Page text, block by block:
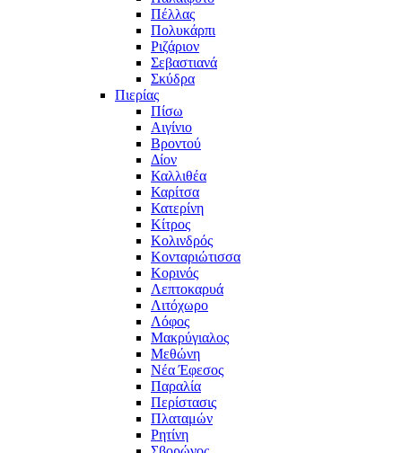
Πέλλας
Πολυκάρπι
Ριζάριον
Σεβαστιανά
Σκύδρα
Πιερίας
Πίσω
Αιγίνιο
Βροντού
Δίον
Καλλιθέα
Καρίτσα
Κατερίνη
Κίτρος
Κολινδρός
Κονταριώτισσα
Κορινός
Λεπτοκαρυά
Λιτόχωρο
Λόφος
Μακρύγιαλος
Μεθώνη
Νέα Έφεσος
Παραλία
Περίστασις
Πλαταμών
Ρητίνη